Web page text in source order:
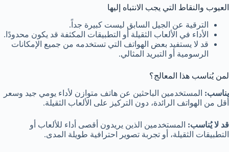
العيوب والنقاط التي يجب الانتباه إليها
الترقية عن الجيل السابق ليست كبيرة جداً.
الأداء في الألعاب الثقيلة أو التطبيقات المكثفة قد يكون محدودًا.
قد لا يستفيد بعض الهواتف التي تستخدمه من جميع الإمكانات
الرسومية أو التبريد المثالي.
لمن يُناسب هذا المعالج؟
يناسب: المستخدمين الباحثين عن هاتف متوازن لأداء يومي جيد وسعر
أقل من الهواتف الرائدة، دون التركيز على الألعاب الثقيلة.
قد لا يُناسب: المستخدمين الذين يريدون أقصى أداء للألعاب أو
التطبيقات الثقيلة، أو تجربة تصوير احترافية طويلة المدى.